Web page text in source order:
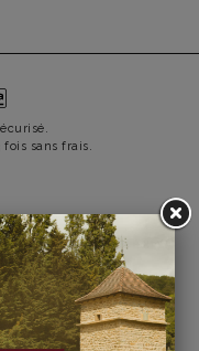
sans frais.
sous 14 jours
d'achat*